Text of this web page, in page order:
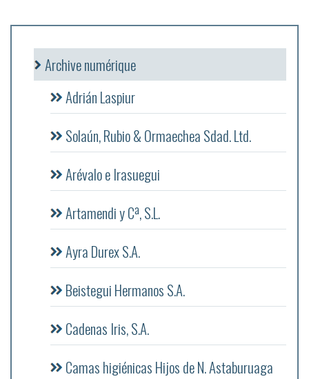
Archive numérique
Adrián Laspiur
Solaún, Rubio & Ormaechea Sdad. Ltd.
Arévalo e Irasuegui
Artamendi y Cª, S.L.
Ayra Durex S.A.
Beistegui Hermanos S.A.
Cadenas Iris, S.A.
Camas higiénicas Hijos de N. Astaburuaga